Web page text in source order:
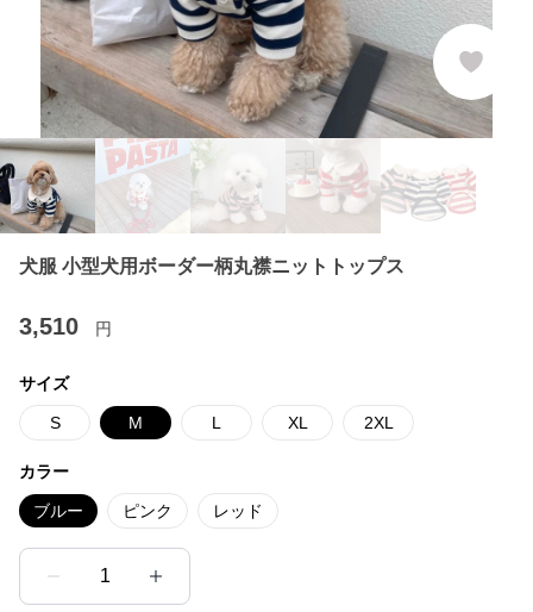
犬服 小型犬用ボーダー柄丸襟ニットトップス
3,510 円
サイズ
S M L XL 2XL
カラー
ブルー ピンク レッド
1